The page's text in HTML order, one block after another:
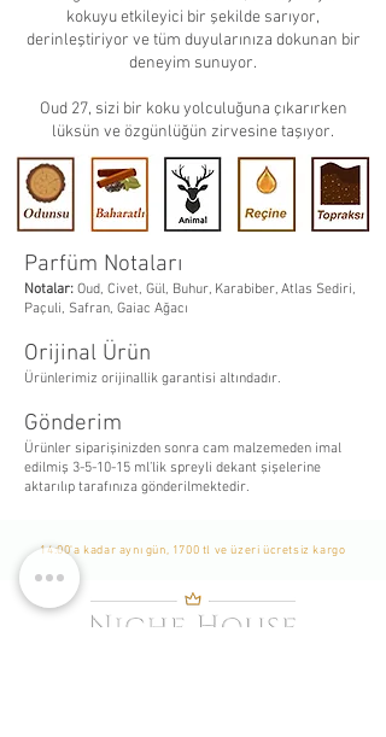
kokuyu etkileyici bir şekilde sarıyor,
derinleştiriyor ve tüm duyularınıza dokunan bir
deneyim sunuyor.
Oud 27, sizi bir koku yolculuğuna çıkarırken
lüksün ve özgünlüğün zirvesine taşıyor.
Parfüm Notaları
Notalar: Oud, Civet, Gül, Buhur, Karabiber, Atlas Sediri,
Paçuli, Safran, Gaiac Ağacı
Orijinal Ürün
Ürünlerimiz orijinallik garantisi altındadır.
Gönderim
Ürünler siparişinizden sonra cam malzemeden imal
edilmiş 3-5-10-15 ml’lik spreyli dekant şişelerine
aktarılıp tarafınıza gönderilmektedir.
14:00'a kadar aynı gün, 1700 tl ve üzeri ücretsiz kargo